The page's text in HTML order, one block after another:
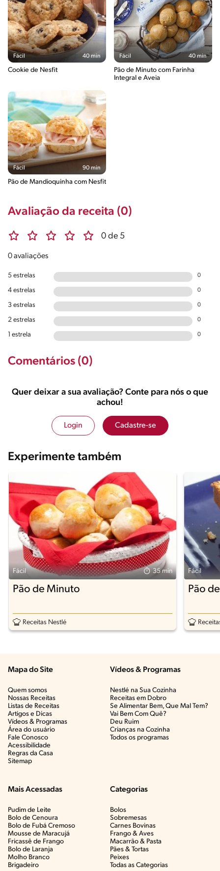
Fácil 40 min
Cookie de Nesfit
Fácil 40 min
Pão de Minuto com Farinha
Integral e Aveia
Fácil 90 min
Pão de Mandioquinha com Nesfit
Avaliação da receita (0)
0 de 5
0 avaliações
5 estrelas 0
4 estrelas 0
3 estrelas 0
2 estrelas 0
1 estrela 0
Comentários (0)
Quer deixar a sua avaliação? Conte para nós o que
achou!
Login Cadastre-se
Experimente também
Fácil 35 min
Pão de Minuto
Receitas Nestlé
Fácil
Pão
Mapa do Site
Quem somos
Nossas Receitas
Listas de Receitas​
Artigos e Dicas​
Vídeos & Programas​
Área do usuário
Fale Conosco
Acessibilidade
Regras da Casa
Sitemap
Vídeos & Programas​
Nestlé na Sua Cozinha
Receitas em Dobro
Se Alimentar Bem, Que Mal Tem?​
Vai Bem Com Quê?​
Deu Ruim​
Crianças na Cozinha​
Todos os programas
Mais Acessadas
Pudim de Leite
Bolo de Cenoura
Bolo de Fubá Cremoso
Mousse de Maracujá
Fricassê de Frango
Bolo de Laranja
Molho Branco
Brigadeiro
Categorias
Bolos
Sobremesas
Carnes Bovinas​
Frango & Aves​
Macarrão & Pasta​
Pães & Tortas​
Peixes
Todas as Categorias